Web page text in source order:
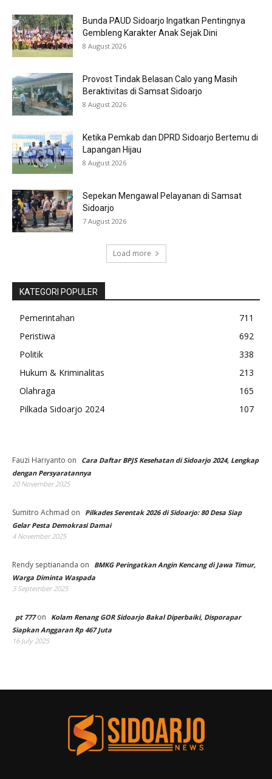
Bunda PAUD Sidoarjo Ingatkan Pentingnya
Gembleng Karakter Anak Sejak Dini
8 August 2026
Provost Tindak Belasan Calo yang Masih
Beraktivitas di Samsat Sidoarjo
8 August 2026
Ketika Pemkab dan DPRD Sidoarjo Bertemu di
Lapangan Hijau
8 August 2026
Sepekan Mengawal Pelayanan di Samsat
Sidoarjo
7 August 2026
Load more
KATEGORI POPULER
Pemerintahan
711
Peristiwa
692
Politik
338
Hukum & Kriminalitas
213
Olahraga
165
Pilkada Sidoarjo 2024
107
Fauzi Hariyanto on
Cara Daftar BPJS Kesehatan di Sidoarjo 2024, Lengkap
dengan Persyaratannya
20 November 2025
Sumitro Achmad on
Pilkades Serentak 2026 di Sidoarjo: 80 Desa Siap
Gelar Pesta Demokrasi Damai
4 November 2025
Rendy septiananda on
BMKG Peringatkan Angin Kencang di Jawa Timur,
Warga Diminta Waspada
3 September 2025
pt 777on
Kolam Renang GOR Sidoarjo Bakal Diperbaiki, Disporapar
Siapkan Anggaran Rp 467 Juta
16 July 2025